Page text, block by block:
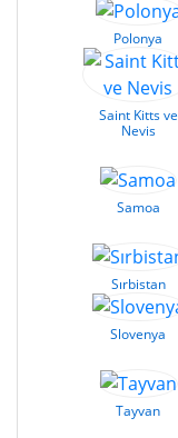
Polonya
Saint Kitts ve
Nevis
Samoa
Sırbistan
Slovenya
Tayvan